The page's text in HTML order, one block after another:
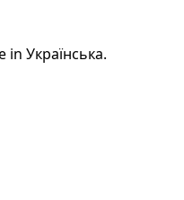
Українська.